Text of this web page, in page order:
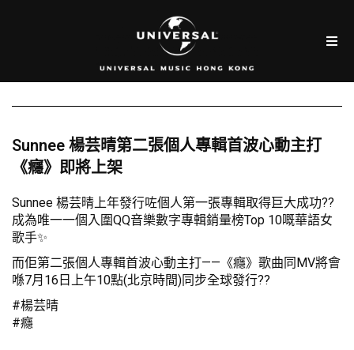
Sunnee 楊芸晴第二張個人專輯首波心動主打
《癮》即將上架
Sunnee 楊芸晴上年發行咗個人第一張專輯取得巨大成功??
成為唯一一個入圍QQ音樂數字專輯銷量榜Top 10嘅華語女
歌手✨
而佢第二張個人專輯首波心動主打——《癮》歌曲同MV將會
喺7月16日上午10點(北京時間)同步全球發行??
#楊芸晴
#癮